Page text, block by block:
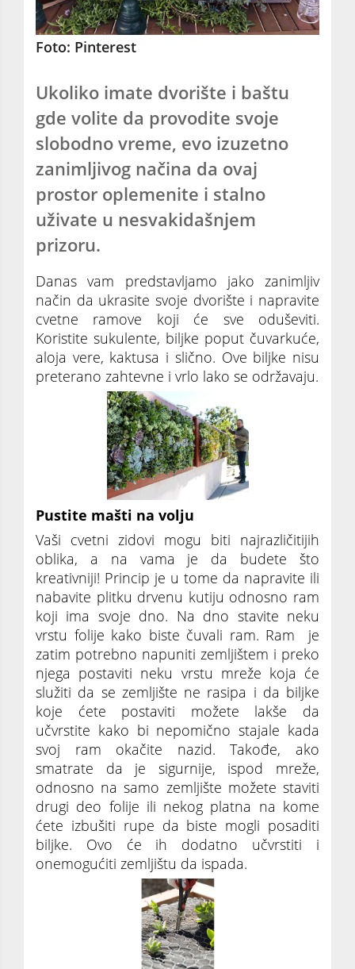
Foto: Pinterest
Ukoliko imate dvorište i baštu
gde volite da provodite svoje
slobodno vreme, evo izuzetno
zanimljivog načina da ovaj
prostor oplemenite i stalno
uživate u nesvakidašnjem
prizoru.
Danas vam predstavljamo jako zanimljiv
način da ukrasite svoje dvorište i napravite
cvetne ramove koji će sve oduševiti.
Koristite sukulente, biljke poput čuvarkuće,
aloja vere, kaktusa i slično. Ove biljke nisu
preterano zahtevne i vrlo lako se održavaju.
Pustite mašti na volju
Vaši cvetni zidovi mogu biti najrazličitijih
oblika, a na vama je da budete što
kreativniji! Princip je u tome da napravite ili
nabavite plitku drvenu kutiju odnosno ram
koji ima svoje dno. Na dno stavite neku
vrstu folije kako biste čuvali ram. Ram je
zatim potrebno napuniti zemljištem i preko
njega postaviti neku vrstu mreže koja će
služiti da se zemljište ne rasipa i da biljke
koje ćete postaviti možete lakše da
učvrstite kako bi nepomično stajale kada
svoj ram okačite nazid. Takođe, ako
smatrate da je sigurnije, ispod mreže,
odnosno na samo zemljište možete staviti
drugi deo folije ili nekog platna na kome
ćete izbušiti rupe da biste mogli posaditi
biljke. Ovo će ih dodatno učvrstiti i
onemogućiti zemljištu da ispada.